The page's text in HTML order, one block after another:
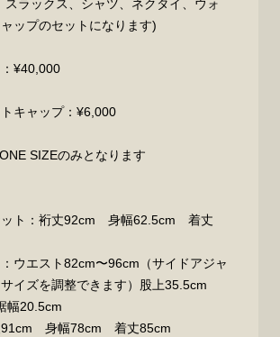
スラックス、シャツ、ネクタイ、ウォ
ップのセットになります)
¥40,000
キャップ：¥6,000
SIZEのみとなります
ット：裄丈92cm 身幅62.5cm 着丈
ウエスト82cm〜96cm（サイドアジャ
イズを調整できます）股上35.5cm
幅20.5cm
91cm 身幅78cm 着丈85cm